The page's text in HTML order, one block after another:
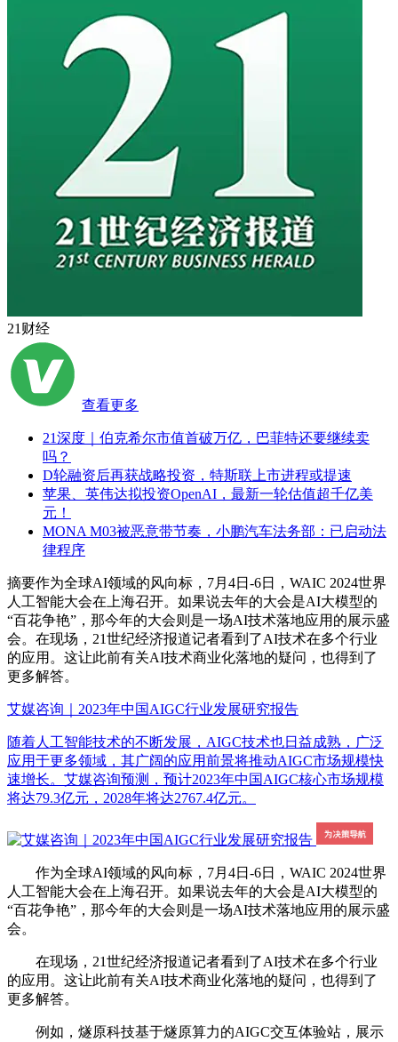
21财经
查看更多
21深度｜伯克希尔市值首破万亿，巴菲特还要继续卖
吗？
D轮融资后再获战略投资，特斯联上市进程或提速
苹果、英伟达拟投资OpenAI，最新一轮估值超千亿美
元！
MONA M03被恶意带节奏，小鹏汽车法务部：已启动法
律程序
摘要作为全球AI领域的风向标，7月4日-6日，WAIC 2024世界
人工智能大会在上海召开。如果说去年的大会是AI大模型的
“百花争艳”，那今年的大会则是一场AI技术落地应用的展示盛
会。在现场，21世纪经济报道记者看到了AI技术在多个行业
的应用。这让此前有关AI技术商业化落地的疑问，也得到了
更多解答。
艾媒咨询｜2023年中国AIGC行业发展研究报告
随着人工智能技术的不断发展，AIGC技术也日益成熟，广泛
应用于更多领域，其广阔的应用前景将推动AIGC市场规模快
速增长。艾媒咨询预测，预计2023年中国AIGC核心市场规模
将达79.3亿元，2028年将达2767.4亿元。
作为全球AI领域的风向标，7月4日-6日，WAIC 2024世界
人工智能大会在上海召开。如果说去年的大会是AI大模型的
“百花争艳”，那今年的大会则是一场AI技术落地应用的展示盛
会。
在现场，21世纪经济报道记者看到了AI技术在多个行业
的应用。这让此前有关AI技术商业化落地的疑问，也得到了
更多解答。
例如，燧原科技基于燧原算力的AIGC交互体验站，展示